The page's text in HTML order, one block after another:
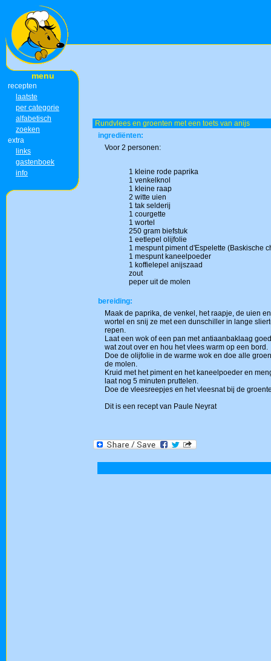
menu
recepten
laatste
per categorie
alfabetisch
zoeken
extra
links
gastenboek
info
Rundvlees en groenten met een toets van anijs
ingrediënten:
Voor 2 personen:
1 kleine rode paprika
1 venkelknol
1 kleine raap
2 witte uien
1 tak selderij
1 courgette
1 wortel
250 gram biefstuk
1 eetlepel olijfolie
1 mespunt piment d'Espelette (Baskische
1 mespunt kaneelpoeder
1 koffielepel anijszaad
zout
peper uit de molen
bereiding:
Maak de paprika, de venkel, het raapje, de uien
wortel en snij ze met een dunschiller in lange
repen.
Laat een wok of een pan met antiaanbaklaag
wat zout over en hou het vlees warm op een bord.
Doe de olijfolie in de warme wok en doe alle
de molen.
Kruid met het piment en het kaneelpoeder en
laat nog 5 minuten pruttelen.
Doe de vleesreepjes en het vleesnat bij de
Dit is een recept van Paule Neyrat